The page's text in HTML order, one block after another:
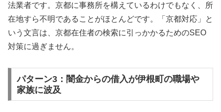
法業者です。京都に事務所を構えているわけでもなく、所
在地すら不明であることがほとんどです。「京都対応」と
いう文言は、京都在住者の検索に引っかかるためのSEO
対策に過ぎません。
パターン3：闇金からの借入が伊根町の職場や
家族に波及